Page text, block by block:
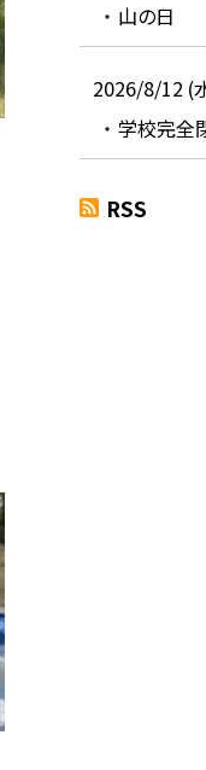
山の日
2026/8/12 (
学校完全
RSS